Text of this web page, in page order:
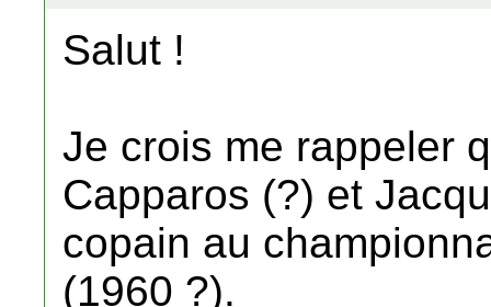
Salut !
Je crois me rappeler
Capparos (?) et
copain au
(1960 ?).